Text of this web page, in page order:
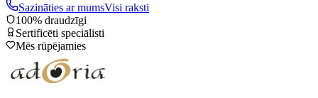
Sazināties ar mumsVisi raksti
100% draudzīgi
Sertificēti speciālisti
Mēs rūpējamies